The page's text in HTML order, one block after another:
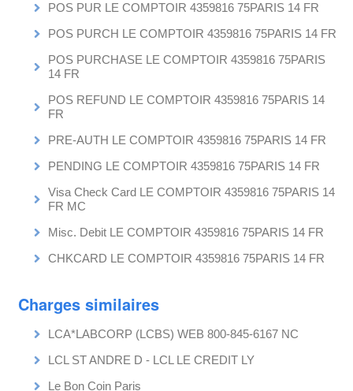
POS PUR LE COMPTOIR 4359816 75PARIS 14 FR
POS PURCH LE COMPTOIR 4359816 75PARIS 14 FR
POS PURCHASE LE COMPTOIR 4359816 75PARIS
14 FR
POS REFUND LE COMPTOIR 4359816 75PARIS 14
FR
PRE-AUTH LE COMPTOIR 4359816 75PARIS 14 FR
PENDING LE COMPTOIR 4359816 75PARIS 14 FR
Visa Check Card LE COMPTOIR 4359816 75PARIS 14
FR MC
Misc. Debit LE COMPTOIR 4359816 75PARIS 14 FR
CHKCARD LE COMPTOIR 4359816 75PARIS 14 FR
Charges similaires
LCA*LABCORP (LCBS) WEB 800-845-6167 NC
LCL ST ANDRE D - LCL LE CREDIT LY
Le Bon Coin Paris